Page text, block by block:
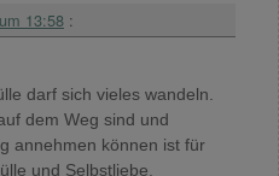
13:58 :
darf sich vieles wandeln.
dem Weg sind und
annehmen können ist für
und Selbstliebe.